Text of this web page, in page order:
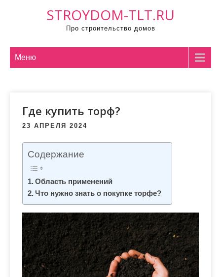
STROYDOM-TLT.RU
Про строительство домов
Меню
Где купить торф?
23 АПРЕЛЯ 2024
Содержание
Область применений
Что нужно знать о покупке торфе?